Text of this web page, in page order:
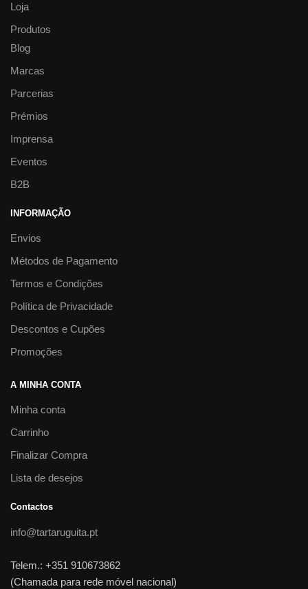
Loja
Produtos
Blog
Marcas
Parcerias
Prémios
Imprensa
Eventos
B2B
INFORMAÇÃO
Envios
Métodos de Pagamento
Termos e Condições
Política de Privacidade
Descontos e Cupões
Promoções
A MINHA CONTA
Minha conta
Carrinho
Finalizar Compra
Lista de desejos
Contactos
info@tartaruguita.pt
Telem.: +351 910673862
(Chamada para rede móvel nacional)